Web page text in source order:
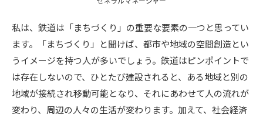
私は、鉄道は「まちづくり」の重要な要素の一つと思ってい
ます。「まちづくり」と聞けば、都市や地域の空間創造とい
うイメージを持つ人が多いでしょう。鉄道はピンポイントで
は存在しないので、ひとたび建設されると、ある地域と別の
地域が接続され移動可能となり、それにあわせて人の流れが
変わり、周辺の人々の生活が変わります。加えて、社会経済